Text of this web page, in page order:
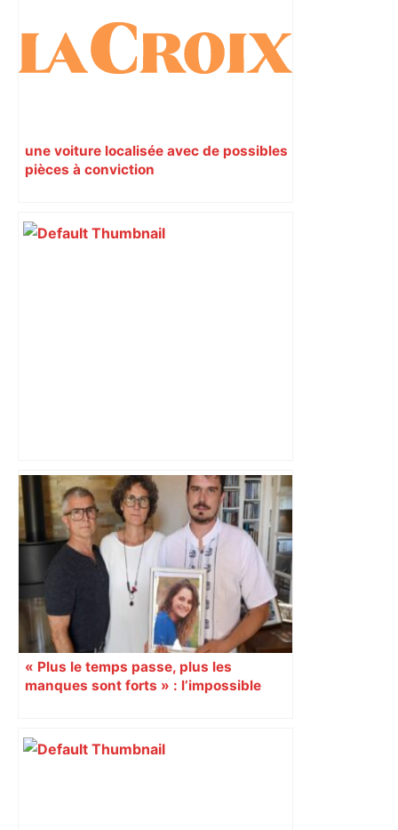
une voiture localisée avec de possibles
pièces à conviction
Bilan du marché du logement neuf :
une lueur d'espoir pour l'immobilier à
Toulouse ? – Actu.fr
« Plus le temps passe, plus les
manques sont forts » : l’impossible